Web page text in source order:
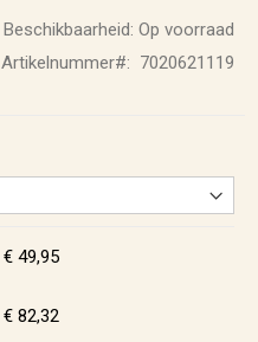
Beschikbaarheid: Op voorraad
Artikelnummer
7020621119
€ 49,95
€ 82,32